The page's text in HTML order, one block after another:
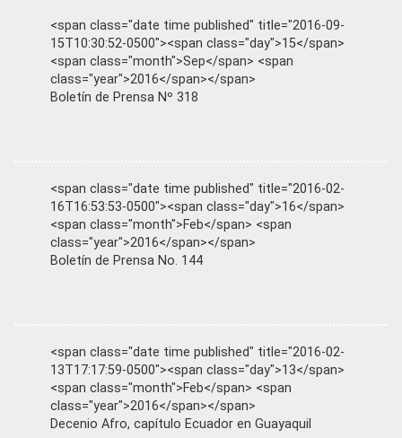
<span class="date time published" title="2016-09-
15T10:30:52-0500"><span class="day">15</span>
<span class="month">Sep</span> <span
class="year">2016</span></span>
Boletín de Prensa Nº 318
<span class="date time published" title="2016-02-
16T16:53:53-0500"><span class="day">16</span>
<span class="month">Feb</span> <span
class="year">2016</span></span>
Boletín de Prensa No. 144
<span class="date time published" title="2016-02-
13T17:17:59-0500"><span class="day">13</span>
<span class="month">Feb</span> <span
class="year">2016</span></span>
Decenio Afro, capítulo Ecuador en Guayaquil